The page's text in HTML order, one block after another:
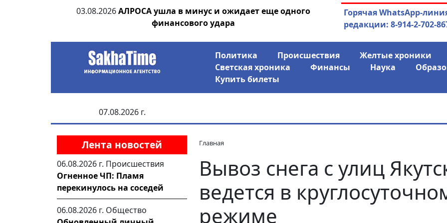
03.08.2026 АЛРОСА ушла в минус и ожидает еще одного
финансового удара
04.08.2026Маринычев у
Горячая WhatsApp-
редакции: 8-914-2-702-
Политика Происшествия Желтые хроники
Светская хроника
Финансы Наука
Купить билеты
07.08.2026 г.
Лента новостей
06.08.2026 г. Происшествия
Огненное ЧП: Пламя
перекинулось на соседей
06.08.2026 г. Общество
Главная
Вывоз снега с улиц
ведется в
режиме